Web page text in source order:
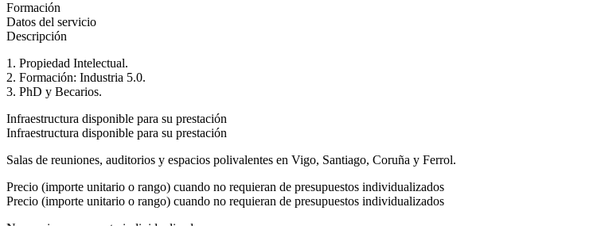
Formación
Datos del servicio
Descripción
1. Propiedad Intelectual.
2. Formación: Industria 5.0.
3. PhD y Becarios.
Infraestructura disponible para su prestación
Infraestructura disponible para su prestación
Salas de reuniones, auditorios y espacios polivalentes en Vigo, Santiago, Coruña y Ferrol.
Precio (importe unitario o rango) cuando no requieran de presupuestos individualizados
Precio (importe unitario o rango) cuando no requieran de presupuestos individualizados